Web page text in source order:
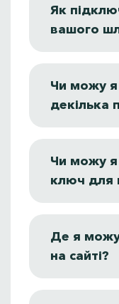
Як
вашого
Чи можу я
декілька
Чи можу я
ключ для
Де я можу
на сайті?